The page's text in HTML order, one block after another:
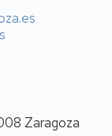
Zaragoza